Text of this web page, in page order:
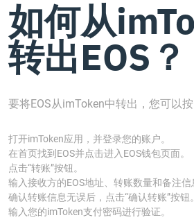
如何从
转出EOS？
要将EOS从imToken中转出，您可以
打开imToken应用，并登录您的账户。
在首页找到EOS并点击进入EOS钱包页面。
点击“转账”按钮。
输入接收方的EOS地址、转账数量和备注信
确认转账信息无误后，点击“确认转账”按钮。
输入您的imToken支付密码进行验证。